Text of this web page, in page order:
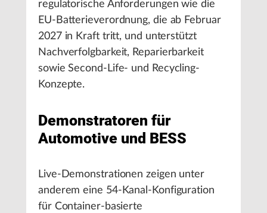
regulatorische Anforderungen wie die
EU-Batterieverordnung, die ab Februar
2027 in Kraft tritt, und unterstützt
Nachverfolgbarkeit, Reparierbarkeit
sowie Second-Life- und Recycling-
Konzepte.
Demonstratoren für
Automotive und BESS
Live-Demonstrationen zeigen unter
anderem eine 54-Kanal-Konfiguration
für Container-basierte